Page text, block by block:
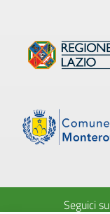
Seguici su